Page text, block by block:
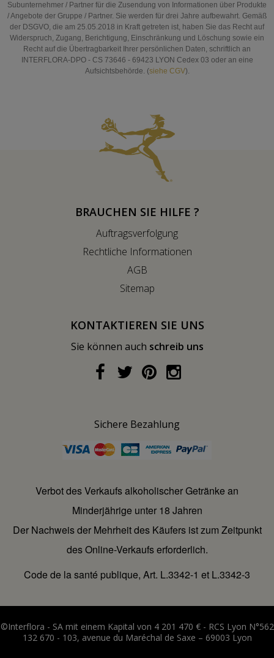
Subunternehmer / Partner für die Zusendung von Informationen über Produkte
/ Angebote der Gruppe / Partner. Sie werden für drei Jahre aufbewahrt. Gemäß
der DSGVO, die am 25.05.2018 in Kraft getreten ist, haben Sie das Recht auf
Widerspruch, Zugang, Berichtigung, Einschränkung und Löschung sowie ein
Recht auf die Übertragbarkeit Ihrer persönlichen Daten, schriftlich an
INTERFLORA-DPO - CS 73646 - 69423 LYON Cedex 03 oder an eine
Aufsichtsbehörde. (siehe CGV).
BRAUCHEN SIE HILFE ?
Auftragsverfolgung
Rechtliche Informationen
AGB
Sitemap
KONTAKTIEREN SIE UNS
Sie können auch schreib uns
Sichere Bezahlung
Verbot des Verkaufs alkoholischer Getränke an
Minderjährige unter 18 Jahren
Der Nachweis der Mehrheit des Käufers ist zum Zeitpunkt
des Online-Verkaufs erforderlich.
Code de la santé publique, Art. L.3342-1 et L.3342-3
©Interflora - SA mit einem Kapital von 4 201 470 € - RCS Lyon N°562
132 670 - 103, avenue du Maréchal de Saxe – 69003 Lyon